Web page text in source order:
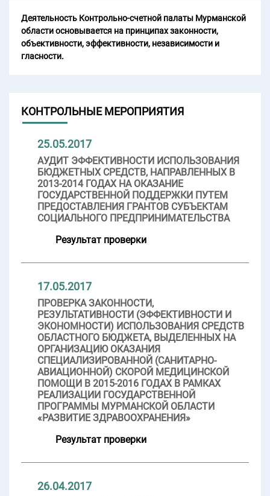
Деятельность Контрольно-счетной палаты Мурманской
области основывается на принципах законности,
объективности, эффективности, независимости и
гласности.
КОНТРОЛЬНЫЕ МЕРОПРИЯТИЯ
25.05.2017
АУДИТ ЭФФЕКТИВНОСТИ ИСПОЛЬЗОВАНИЯ
БЮДЖЕТНЫХ СРЕДСТВ, НАПРАВЛЕННЫХ В
2013-2014 ГОДАХ НА ОКАЗАНИЕ
ГОСУДАРСТВЕННОЙ ПОДДЕРЖКИ ПУТЕМ
ПРЕДОСТАВЛЕНИЯ ГРАНТОВ СУБЪЕКТАМ
СОЦИАЛЬНОГО ПРЕДПРИНИМАТЕЛЬСТВА
Результат проверки
17.05.2017
ПРОВЕРКА ЗАКОННОСТИ,
РЕЗУЛЬТАТИВНОСТИ (ЭФФЕКТИВНОСТИ И
ЭКОНОМНОСТИ) ИСПОЛЬЗОВАНИЯ СРЕДСТВ
ОБЛАСТНОГО БЮДЖЕТА, ВЫДЕЛЕННЫХ НА
ОРГАНИЗАЦИЮ ОКАЗАНИЯ
СПЕЦИАЛИЗИРОВАННОЙ (САНИТАРНО-
АВИАЦИОННОЙ) СКОРОЙ МЕДИЦИНСКОЙ
ПОМОЩИ В 2015-2016 ГОДАХ В РАМКАХ
РЕАЛИЗАЦИИ ГОСУДАРСТВЕННОЙ
ПРОГРАММЫ МУРМАНСКОЙ ОБЛАСТИ
«РАЗВИТИЕ ЗДРАВООХРАНЕНИЯ»
Результат проверки
26.04.2017